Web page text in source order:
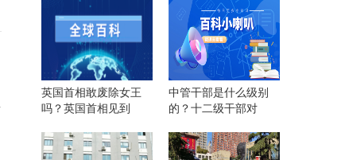
英国首相敢废除女王
吗？英国首相见到
中管干部是什么级别
的？十二级干部对